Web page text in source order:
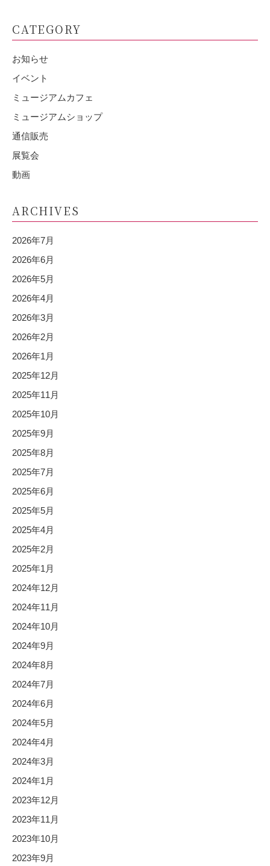
CATEGORY
お知らせ
イベント
ミュージアムカフェ
ミュージアムショップ
通信販売
展覧会
動画
ARCHIVES
2026年7月
2026年6月
2026年5月
2026年4月
2026年3月
2026年2月
2026年1月
2025年12月
2025年11月
2025年10月
2025年9月
2025年8月
2025年7月
2025年6月
2025年5月
2025年4月
2025年2月
2025年1月
2024年12月
2024年11月
2024年10月
2024年9月
2024年8月
2024年7月
2024年6月
2024年5月
2024年4月
2024年3月
2024年1月
2023年12月
2023年11月
2023年10月
2023年9月